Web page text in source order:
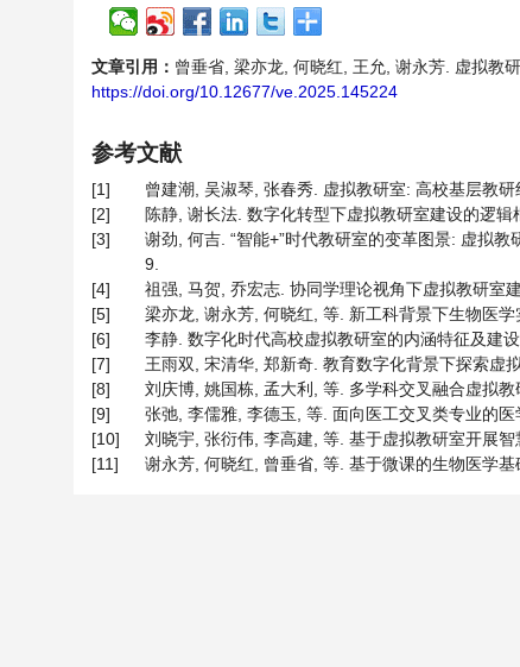
文章引用： 曾垂省, 梁亦龙, 何晓红, 王允, 谢永芳. 虚拟教
https://doi.org/10.12677/ve.2025.145224
参考文献
[1]
曾建潮, 吴淑琴, 张春秀. 虚拟教研室: 高校基层教
[2]
陈静, 谢长法. 数字化转型下虚拟教研室建设的逻
[3]
谢劲, 何吉. “智能+”时代教研室的变革图景: 虚拟
9.
[4]
祖强, 马贺, 乔宏志. 协同学理论视角下虚拟教研室
[5]
梁亦龙, 谢永芳, 何晓红, 等. 新工科背景下生物医
[6]
李静. 数字化时代高校虚拟教研室的内涵特征及建
[7]
王雨双, 宋清华, 郑新奇. 教育数字化背景下探索虚
[8]
刘庆博, 姚国栋, 孟大利, 等. 多学科交叉融合虚拟
[9]
张弛, 李儒雅, 李德玉, 等. 面向医工交叉类专业的
[10]
刘晓宇, 张衍伟, 李高建, 等. 基于虚拟教研室开展
[11]
谢永芳, 何晓红, 曾垂省, 等. 基于微课的生物医学